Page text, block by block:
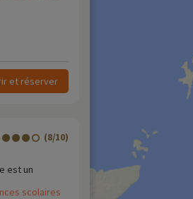
et réserver
(8/10)
est un
scolaires